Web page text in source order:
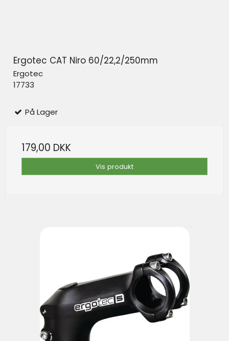
Ergotec CAT Niro 60/22,2/250mm
Ergotec
17733
På Lager
179,00 DKK
Vis produkt